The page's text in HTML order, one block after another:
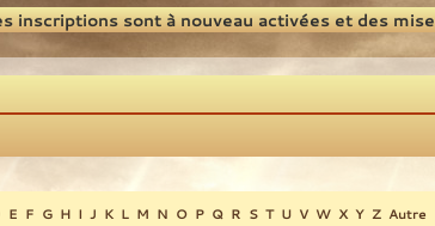
inscriptions sont à nouveau activées et des
E F G H I J K L M N O P Q R S T U V W X Y Z Autre